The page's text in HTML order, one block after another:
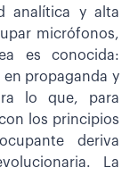
analítica y alta
micrófonos,
es conocida:
propaganda y
lo que, para
los principios
deriva
La